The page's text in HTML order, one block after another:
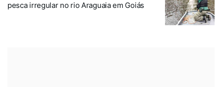
pesca irregular no rio Araguaia em Goiás